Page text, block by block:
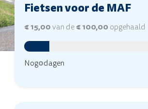
Fietsen voor de MAF
€ 15,00van de€ 100,00 opgehaald
Nog0dagen